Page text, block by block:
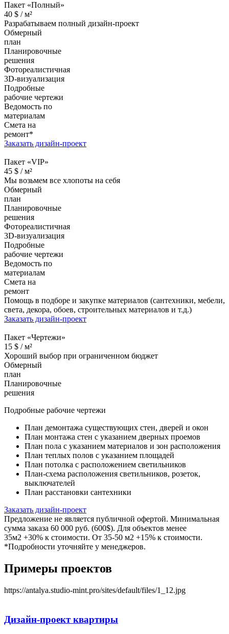
Пакет «Полный»
40 $ /м²
Разрабатываем полный дизайн-проект
Обмерный
план
Планировочные
решения
Фотореалистичная
3D-визуализация
Подробные
рабочие чертежи
Ведомость по
материалам
Смета на
ремонт*
Заказать дизайн-проект
Пакет «VIP»
45 $ /м²
Мы возьмем все хлопоты на себя
Обмерный
план
Планировочные
решения
Фотореалистичная
3D-визуализация
Подробные
рабочие чертежи
Ведомость по
материалам
Смета на
ремонт
Помощь в подборе и закупке материалов (сантехники, мебели,
света, декора, обоев, строительных материалов и т.д.)
Заказать дизайн-проект
Пакет «Чертежи»
15 $ /м²
Хороший выбор при ограниченном бюджет
Обмерный
план
Планировочные
решения
Подробные рабочие чертежи
План демонтажа существующих стен, дверей и окон
План монтажа стен с указанием дверных проемов
План пола с указанием материалов и зон расположения
План теплых полов с указанием площадей
План потолка с расположением светильников
План-схема расположения светильников, розеток,
выключателей
План расстановки сантехники
Заказать дизайн-проект
Предложение не является публичной офертой. Минимальная
сумма заказа 60 000 руб. (600$). Для объектов менее
35м2 +30% к стоимости. От 35-50 м2 +15% к стоимости.
*Подробности уточняйте у менеджеров.
Примеры проектов
https://antalya.studio-mint.pro/sites/default/files/1_12.jpg
Дизайн-проектквартиры